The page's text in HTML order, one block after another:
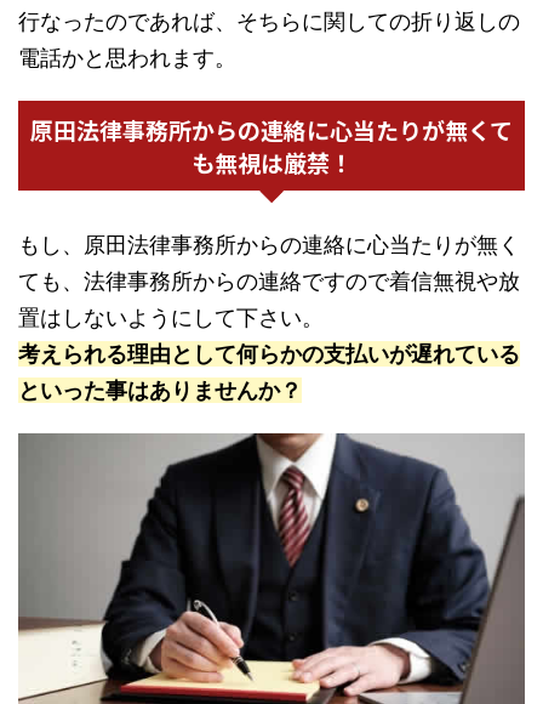
行なったのであれば、そちらに関しての折り返しの
電話かと思われます。
原田法律事務所からの連絡に心当たりが無くて
も無視は厳禁！
もし、原田法律事務所からの連絡に心当たりが無く
ても、法律事務所からの連絡ですので着信無視や放
置はしないようにして下さい。
考えられる理由として何らかの支払いが遅れている
といった事はありませんか？